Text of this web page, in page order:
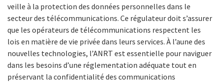
veille à la protection des données personnelles dans le
secteur des télécommunications. Ce régulateur doit s’assurer
que les opérateurs de télécommunications respectent les
lois en matière de vie privée dans leurs services. À l’aune des
nouvelles technologies, l’ANRT est essentielle pour naviguer
dans les besoins d’une réglementation adéquate tout en
préservant la confidentialité des communications